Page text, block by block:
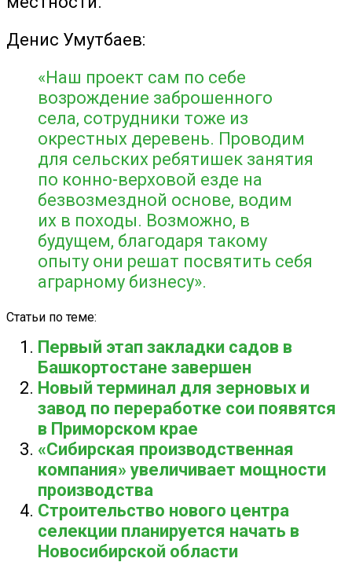
Денис Умутбаев:
«Наш проект сам по себе
возрождение заброшенного
села, сотрудники тоже из
окрестных деревень. Проводим
для сельских ребятишек занятия
по конно-верховой езде на
безвозмездной основе, водим
их в походы. Возможно, в
будущем, благодаря такому
опыту они решат посвятить себя
аграрному бизнесу».
Статьи по теме:
Первый этап закладки садов в
Башкортостане завершен
Новый терминал для зерновых и
завод по переработке сои появятся
в Приморском крае
«Сибирская производственная
компания» увеличивает мощности
производства
Строительство нового центра
селекции планируется начать в
Новосибирской области